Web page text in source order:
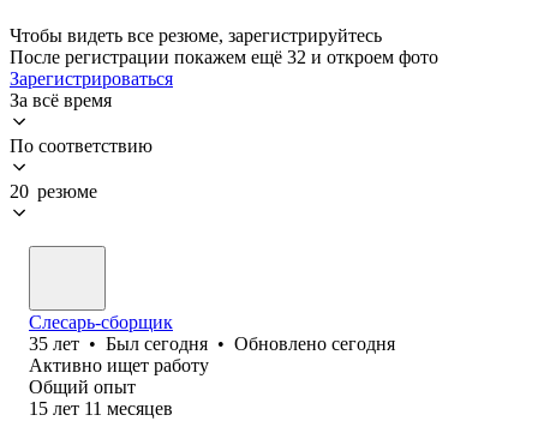
Чтобы видеть все резюме, зарегистрируйтесь
После регистрации покажем ещё 32 и откроем фото
Зарегистрироваться
За всё время
По соответствию
20 резюме
Слесарь-сборщик
35 лет • Был сегодня • Обновлено сегодня
Активно ищет работу
Общий опыт
15 лет 11 месяцев